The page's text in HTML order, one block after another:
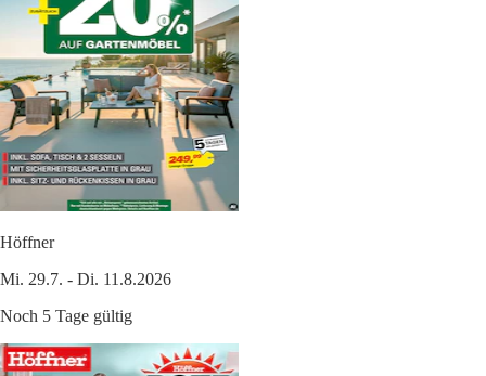
Höffner
Mi. 29.7. - Di. 11.8.2026
Noch 5 Tage gültig